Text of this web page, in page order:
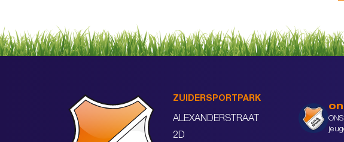
ZUIDERSPORTPARK
ALEXANDERSTRAAT
2D